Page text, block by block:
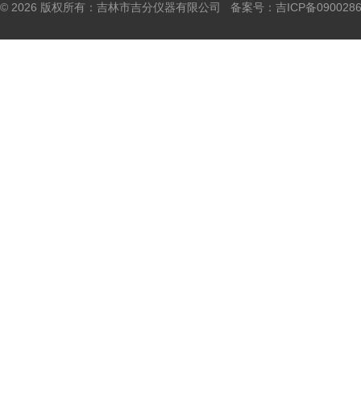
© 2026 版权所有：吉林市吉分仪器有限公司 备案号： 吉ICP备